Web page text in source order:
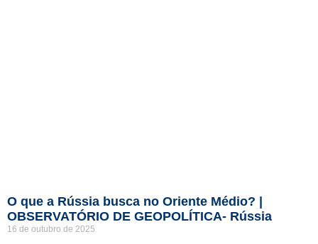
O que a Rússia busca no Oriente Médio? |
OBSERVATÓRIO DE GEOPOLÍTICA- Rússia
16 de outubro de 2025